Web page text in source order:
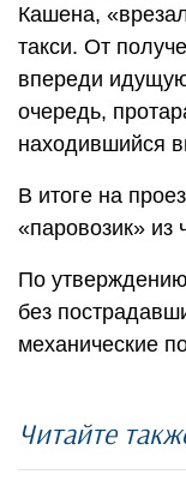
Кашена,
такси. От
впереди
очередь,
находившийся
В итоге на
«паровозик» из
По
без
механические
Читайте